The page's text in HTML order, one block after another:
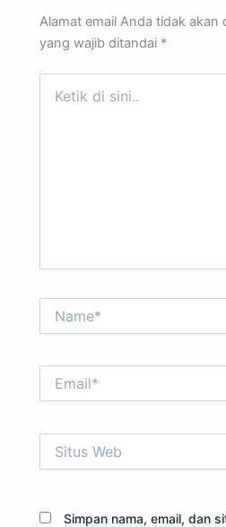
Alamat email Anda tidak akan
yang wajib ditandai *
Web
Simpan nama, email, dan